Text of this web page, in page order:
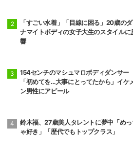
「すごい水着」「目線に困る」20歳の
ナマイトボディの女子大生のスタイルに
響
154センチのマシュマロボディダンサー
「初めてを…大事にとってたから」イケ
ン男性にアピール
鈴木福、27歳美人タレントに夢中「めっ
ゃ好き」「歴代でもトップクラス」